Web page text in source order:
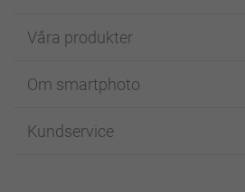
Våra produkter
Fotokort
Fotoböcker
Om smartphoto
För affiliates
Kundservice